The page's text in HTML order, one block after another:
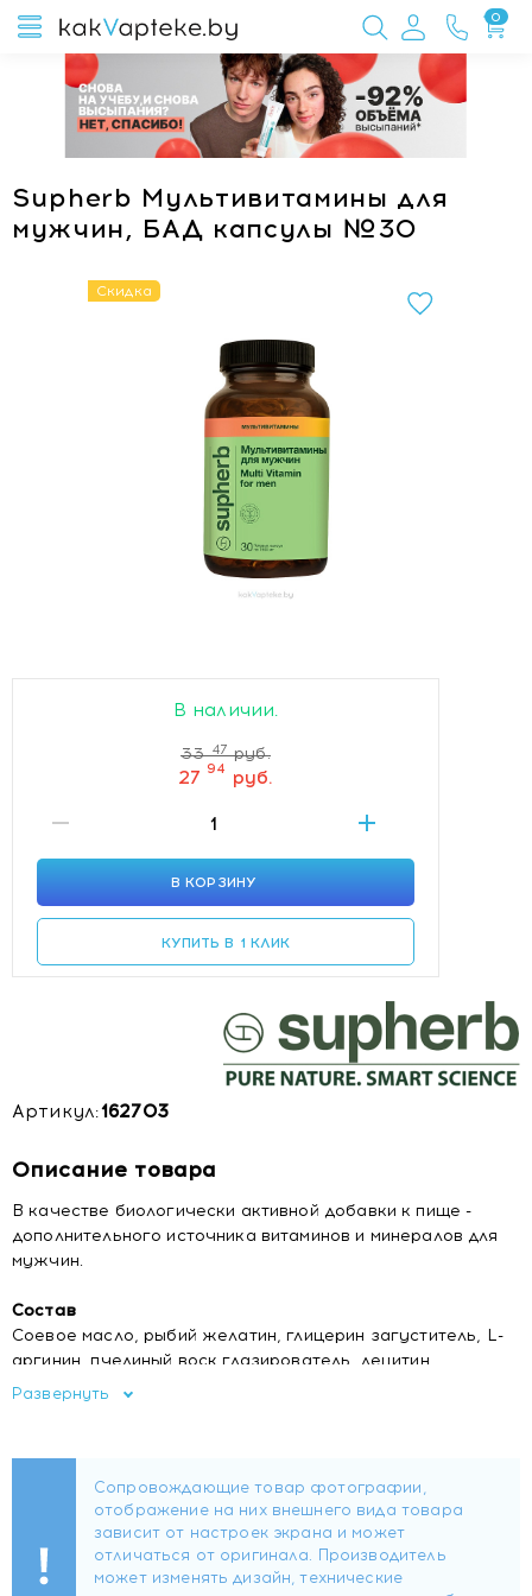
0
Supherb Мультивитамины для
мужчин, БАД капсулы №30
Скидка
В наличии.
33 47 руб.
27 94 руб.
В КОРЗИНУ
КУПИТЬ В 1 КЛИК
Артикул:162703
Описание товара
В качестве биологически активной добавки к пище -
дополнительного источника витаминов и минералов для
мужчин.
Состав
Соевое масло, рыбий желатин, глицерин загуститель, L-
аргинин, пчелиный воск глазирователь, лецитин
эмульгатор, витамин С, магний, кальций, коэнзим Q10,
витамин В5, оксид железа красный краситель, марганец,
витамин B6, витамин B2, бета каротен, витамин B1, медь,
фолиевая кислота, ликопен, селен, хром, биотин, витамин
D, витамин B12.
Форма выпуска
Развернуть